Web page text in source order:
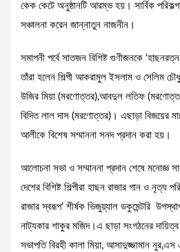
কেক কেটে অনুষ্ঠানটি আরম্ভ হয়। সার্বিক
সঞ্চালনা করেন জান্নাতুন নাজনীন।
সমাপনী পর্বে সাতজন বিশিষ্ট গুণীজনকে
তাঁরা হলেন শিল্পী আকরামুল ইসলাম ও সেলিম
উজির মিয়া (মরণোত্তর),আবদুল লতিফ
বিদিত লাল দাস (মরণোত্তর)। এছাড়া বিজয়ের
আলীকে বিশেষ সম্মাননা সনদ প্রদান করা হয়।
আলোচনা সভা ও সম্মাননা প্রদান শেষে মনোজ্ঞ
দেশের বিশিষ্ট শিল্পীরা হাছন রাজার গান ও
রাজার স্বরূপ’ শীর্ষক ভিজুয়্যাল ডকুমেন্টরি
নাট্যকার শাকুর মজিদ।এ ছাড়া সংগঠনের
সভাপতি বিরহী কালা মিয়া, আসাদুজ্জামান